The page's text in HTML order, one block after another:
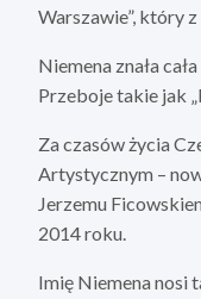
Warszawie”, który
Niemena znała
Przeboje takie jak
Za czasów życia
Artystycznym –
Jerzemu
2014 roku.
Imię Niemena nosi